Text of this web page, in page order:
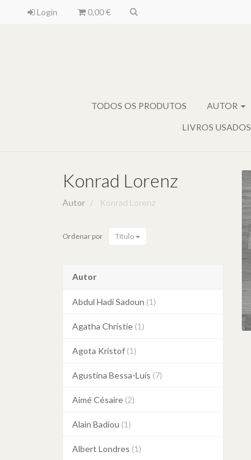
Login 0,00 €
TODOS OS PRODUTOS AUTOR
LIVROS USADOS
Konrad Lorenz
Autor Konrad Lorenz
Ordenar por Título
Autor
Abdul Hadi Sadoun (1)
Agatha Christie (1)
Agota Kristof (1)
Agustina Bessa-Luís (7)
Aimé Césaire (2)
Alain Badiou (1)
Albert Londres (1)